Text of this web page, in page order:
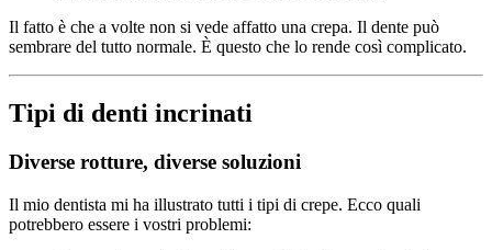
Il fatto è che a volte non si vede affatto una crepa. Il dente può
sembrare del tutto normale. È questo che lo rende così complicato.
Tipi di denti incrinati
Diverse rotture, diverse soluzioni
Il mio dentista mi ha illustrato tutti i tipi di crepe. Ecco quali
potrebbero essere i vostri problemi: